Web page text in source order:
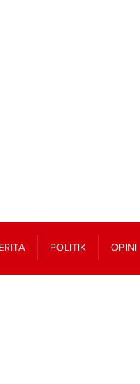
POLITIK OPINI